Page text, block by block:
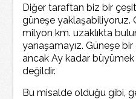
Diğer taraftan biz bir
güneşe yaklaşabiliyoruz.
milyon km. uzaklıkta
yanaşamayız. Güneşe
ancak Ay kadar
değildir.
Bu misalde olduğu gibi,